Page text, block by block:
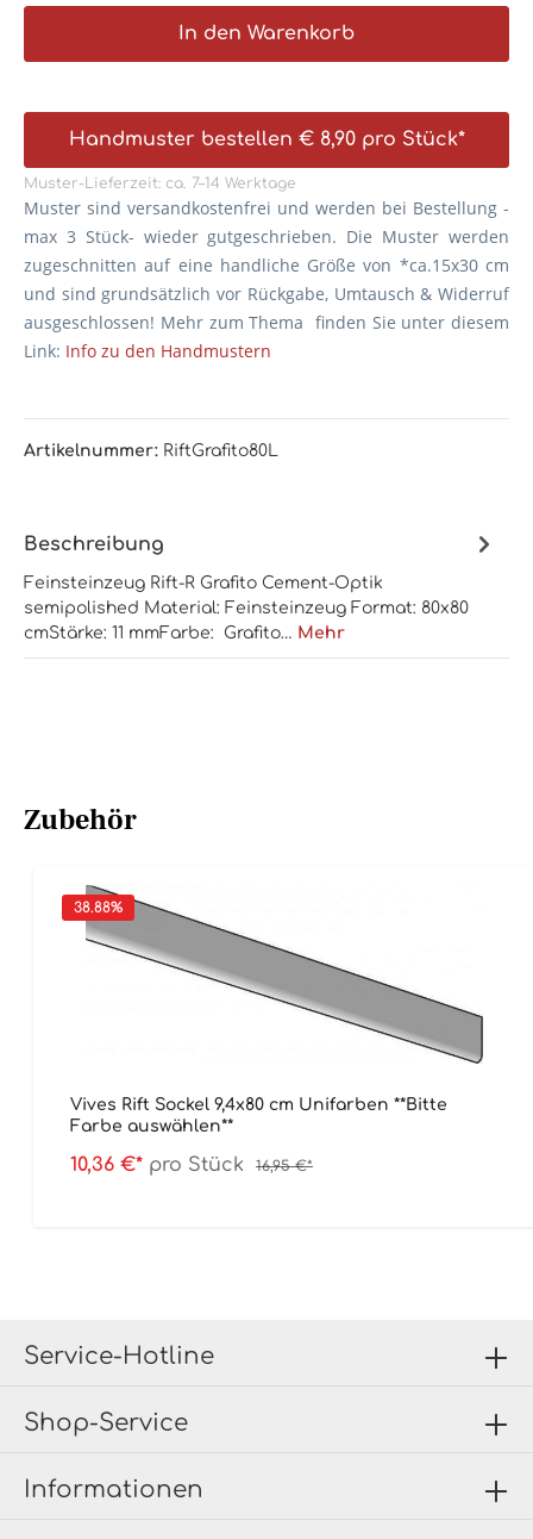
In den Warenkorb
Handmuster bestellen € 8,90 pro Stück*
Muster-Lieferzeit: ca. 7–14 Werktage
Muster sind versandkostenfrei und werden bei Bestellung -
max 3 Stück- wieder gutgeschrieben. Die Muster werden
zugeschnitten auf eine handliche Größe von *ca.15x30 cm
und sind grundsätzlich vor Rückgabe, Umtausch & Widerruf
ausgeschlossen! Mehr zum Thema finden Sie unter diesem
Link: Info zu den Handmustern
Artikelnummer: RiftGrafito80L
Beschreibung
Feinsteinzeug Rift-R Grafito Cement-Optik
semipolished Material: Feinsteinzeug Format: 80x80
cmStärke: 11 mmFarbe: Grafito… Mehr
Zubehör
38.88%
Vives Rift Sockel 9,4x80 cm Unifarben **Bitte
Farbe auswählen**
10,36 €* pro Stück 16,95 €*
Service-Hotline
Shop-Service
Informationen